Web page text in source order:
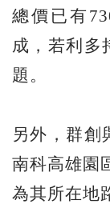
總價已有
成，若利多
題。
另外，群創
南科高雄園
為其所在地